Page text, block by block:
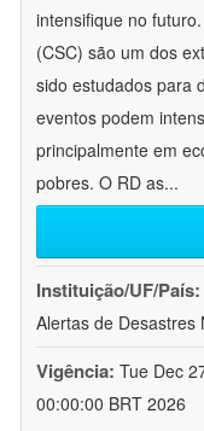
intensifique no
(CSC) são um dos
sido estudados para
eventos podem
principalmente em
pobres. O RD as...
Instituição/UF/País:
Alertas de Desastres
Vigência: Tue Dec
00:00:00 BRT 2026